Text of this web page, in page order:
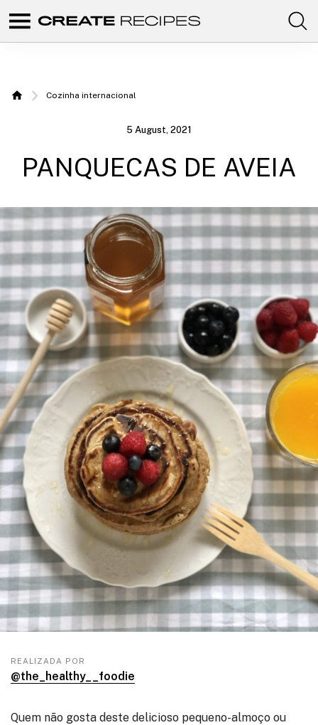
Create
|
fazer
seu
Chefbot
Comunidad
con
tus
Home
Cozinha internacional
5 August, 2021
PANQUECAS DE AVEIA
REALIZADA POR
@the_healthy__foodie
Quem não gosta deste delicioso pequeno-almoço ou